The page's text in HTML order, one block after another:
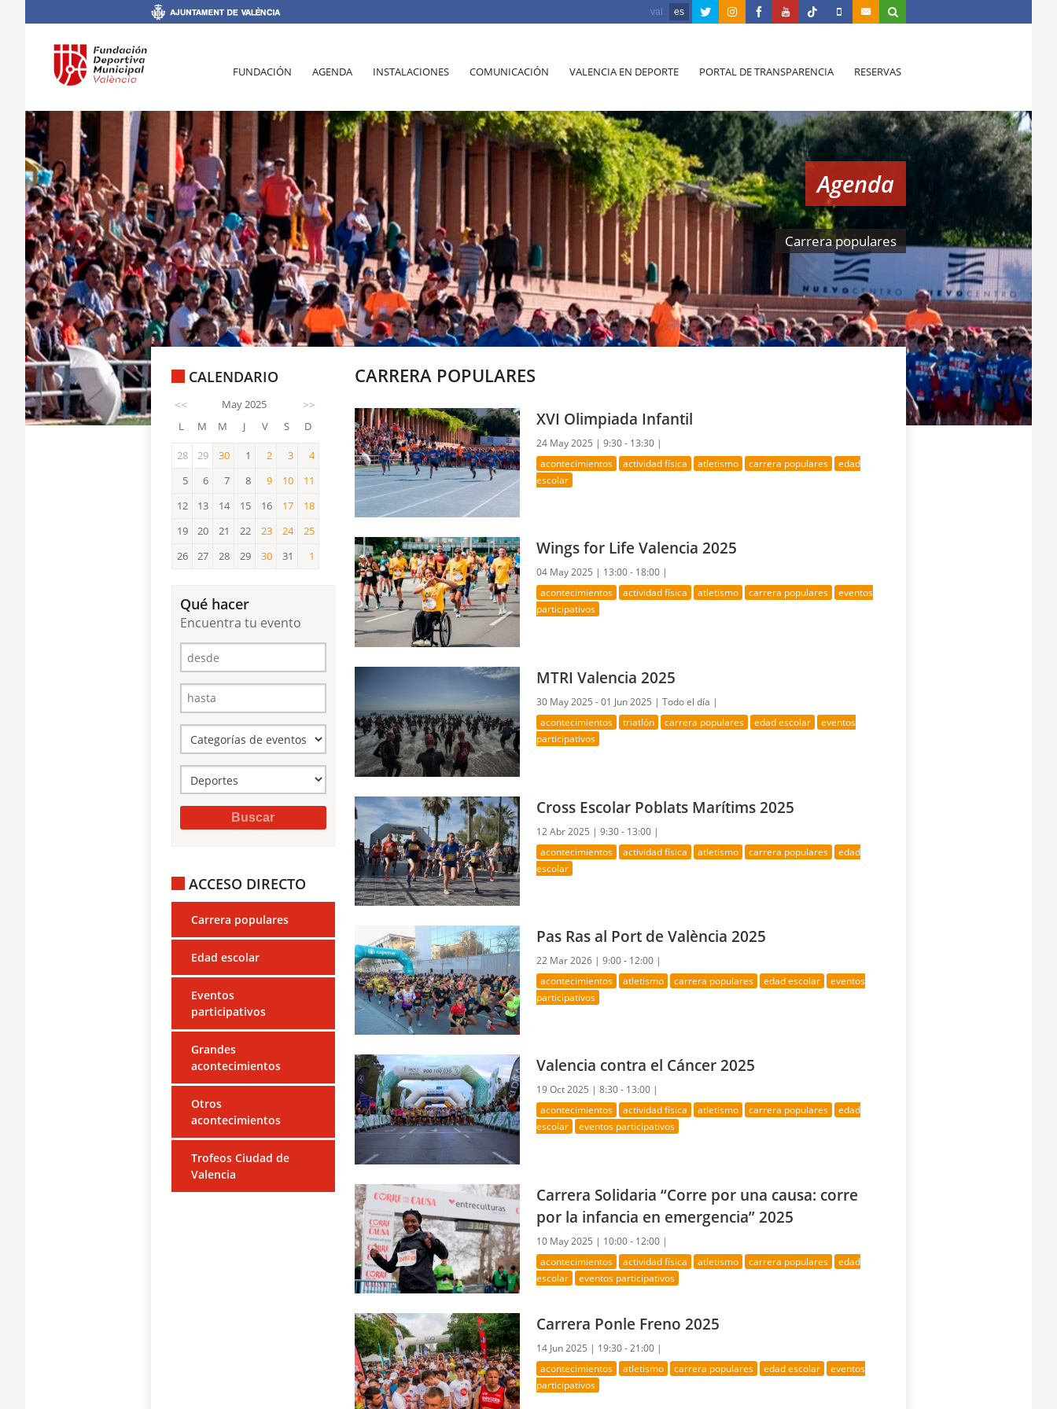
val es
FUNDACIÓN AGENDA INSTALACIONES COMUNICACIÓN VALENCIA EN DEPORTE PORTAL DE TRANSPARENCIA RESERVAS
Agenda
Carrera populares
CALENDARIO
<< May 2025 >>
L M M J V S D
28 29 30 1 2 3
3
4
4
5 6 7 8 9 10
10
11
11
12 13 14 15 16 17
17
18
18
19 20 21 22 23
23
24
24
25
26 27 28 29 30 31 1
Qué hacer
Encuentra tu evento
ACCESO DIRECTO
Carrera populares
Edad escolar
Eventos
participativos
Grandes
acontecimientos
Otros
acontecimientos
Trofeos Ciudad de
Valencia
CARRERA POPULARES
XVI Olimpiada Infantil
24 May 2025 |9:30 - 13:30 |
acontecimientos actividad física atletismo carrera populares
edad
escolar
Wings for Life Valencia 2025
04 May 2025 | 13:00 - 18:00 |
acontecimientos actividad física atletismo carrera populares
eventos
participativos
MTRI Valencia 2025
30 May 2025 - 01 Jun 2025 |Todo el día |
acontecimientos triatlón carrera populares edad escolar
eventos
participativos
Cross Escolar Poblats Marítims 2025
12 Abr 2025 |9:30 - 13:00 |
acontecimientos actividad física atletismo carrera populares
edad
escolar
Pas Ras al Port de València 2025
22 Mar 2026 |9:00 - 12:00 |
acontecimientos atletismo carrera populares edad escolar
eventos
participativos
Valencia contra el Cáncer 2025
19 Oct 2025 |8:30 - 13:00 |
acontecimientos actividad física atletismo carrera populares
edad
escolar
eventos participativos
Carrera Solidaria “Corre por una causa: corre
por la infancia en emergencia” 2025
10 May 2025 | 10:00 - 12:00 |
acontecimientos actividad física atletismo carrera populares
edad
escolar
eventos participativos
Carrera Ponle Freno 2025
14 Jun 2025 | 19:30 - 21:00 |
acontecimientos atletismo carrera populares edad escolar
eventos
participativos